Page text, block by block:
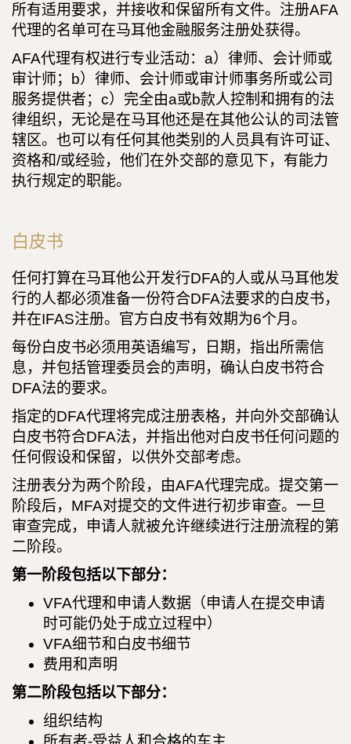
所有适用要求，并接收和保留所有文件。注册AFA
代理的名单可在马耳他金融服务注册处获得。
AFA代理有权进行专业活动：a）律师、会计师或
审计师；b）律师、会计师或审计师事务所或公司
服务提供者；c）完全由a或b款人控制和拥有的法
律组织，无论是在马耳他还是在其他公认的司法管
辖区。也可以有任何其他类别的人员具有许可证、
资格和/或经验，他们在外交部的意见下，有能力
执行规定的职能。
白皮书
任何打算在马耳他公开发行DFA的人或从马耳他发
行的人都必须准备一份符合DFA法要求的白皮书，
并在IFAS注册。官方白皮书有效期为6个月。
每份白皮书必须用英语编写，日期，指出所需信
息，并包括管理委员会的声明，确认白皮书符合
DFA法的要求。
指定的DFA代理将完成注册表格，并向外交部确认
白皮书符合DFA法，并指出他对白皮书任何问题的
任何假设和保留，以供外交部考虑。
注册表分为两个阶段，由AFA代理完成。提交第一
阶段后，MFA对提交的文件进行初步审查。一旦
审查完成，申请人就被允许继续进行注册流程的第
二阶段。
第一阶段包括以下部分：
VFA代理和申请人数据（申请人在提交申请
时可能仍处于成立过程中）
VFA细节和白皮书细节
费用和声明
第二阶段包括以下部分：
组织结构